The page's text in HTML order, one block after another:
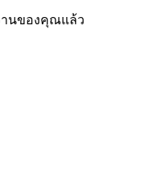
านของคุณแล้ว